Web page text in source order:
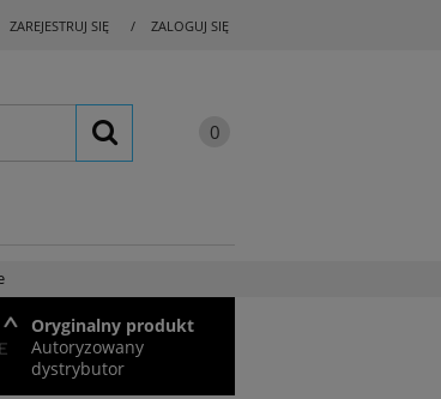
ZAREJESTRUJ SIĘ ZALOGUJ SIĘ
Oryginalny produkt
Autoryzowany
dystrybutor